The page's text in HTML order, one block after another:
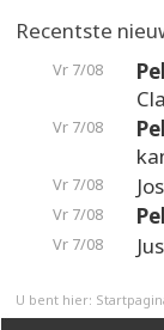
Recentste
Vr 7/08
Vr 7/08
Vr 7/08
Vr 7/08
Vr 7/08
U bent hier: